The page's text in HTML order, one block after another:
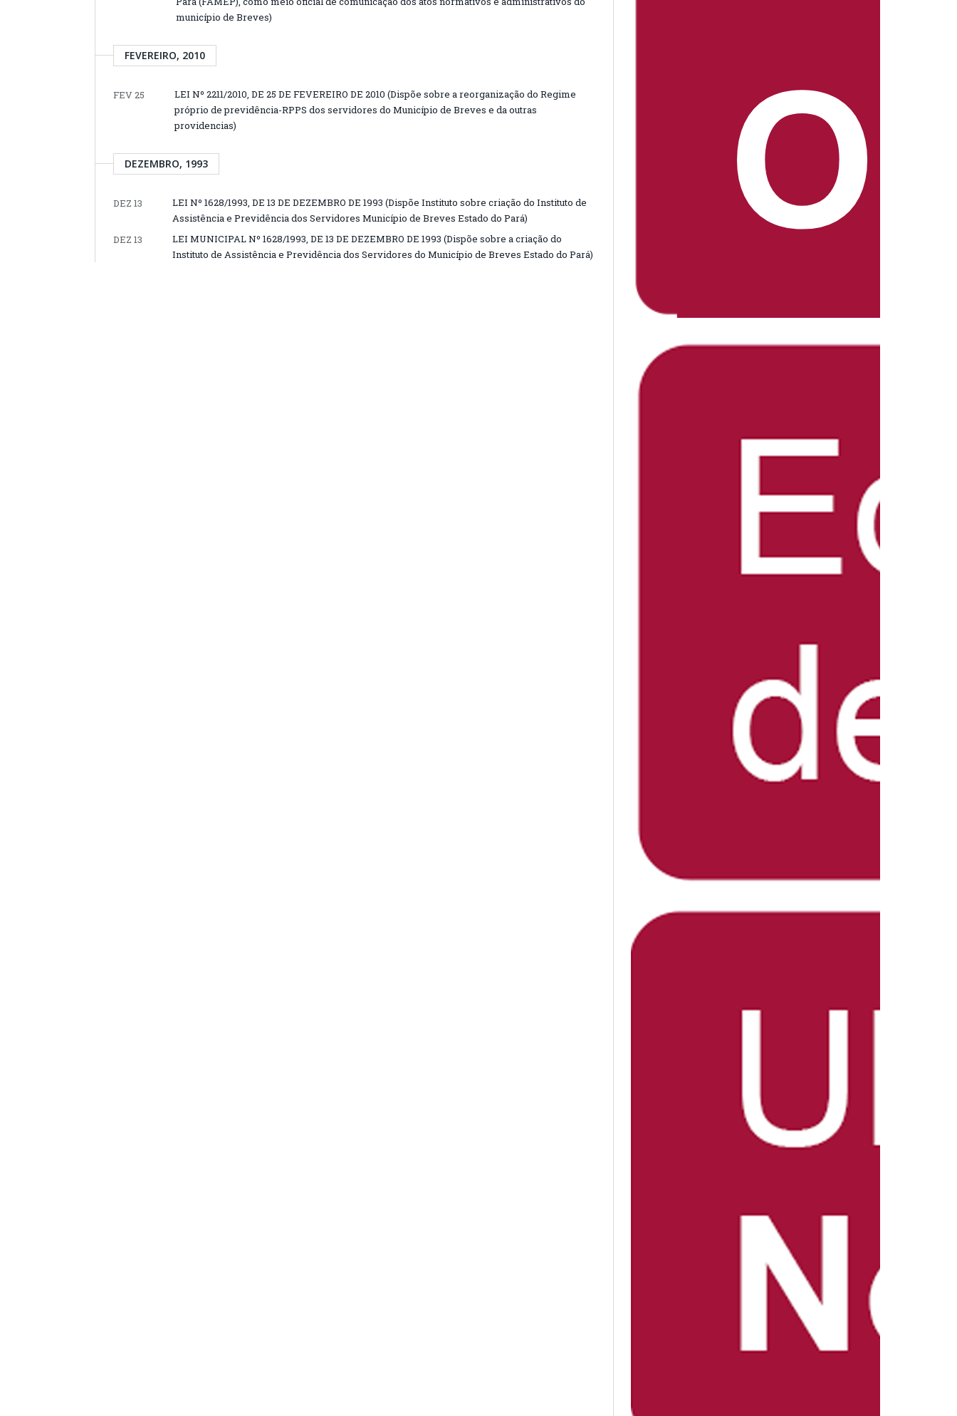
município de Breves)
FEVEREIRO, 2010
FEV 25
LEI Nº 2211/2010, DE 25 DE FEVEREIRO DE 2010 (Dispõe sobre a reorganização do Regime
próprio de previdência-RPPS dos servidores do Município de Breves e da outras
providencias)
DEZEMBRO, 1993
DEZ 13
LEI Nº 1628/1993, DE 13 DE DEZEMBRO DE 1993 (Dispõe Instituto sobre criação do Instituto de
Assistência e Previdência dos Servidores Município de Breves Estado do Pará)
DEZ 13
LEI MUNICIPAL Nº 1628/1993, DE 13 DE DEZEMBRO DE 1993 (Dispõe sobre a criação do
Instituto de Assistência e Previdência dos Servidores do Município de Breves Estado do Pará)